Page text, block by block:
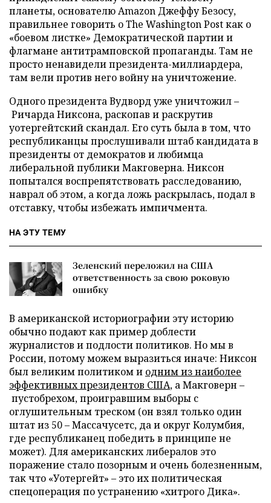
планеты, основателю Amazon Джеффу Безосу,
правильнее говорить о The Washington Post как о
«боевом листке» Демократической партии и
флагмане антитрамповской пропаганды. Там не
просто ненавидели президента-миллиардера,
там вели против него войну на уничтожение.
Одного президента Вудворд уже уничтожил –
Ричарда Никсона, раскопав и раскрутив
уотергейтский скандал. Его суть была в том, что
республиканцы прослушивали штаб кандидата в
президенты от демократов и любимца
либеральной публики Макговерна. Никсон
попытался воспрепятствовать расследованию,
наврал об этом, а когда ложь раскрылась, подал в
отставку, чтобы избежать импичмента.
НА ЭТУ ТЕМУ
Зеленский переложил на США
ответственность за свою роковую
ошибку
В американской историографии эту историю
обычно подают как пример доблести
журналистов и подлости политиков. Но мы в
России, потому можем выразиться иначе: Никсон
был великим политиком и одним из наиболее
эффективных президентов США, а Макговерн –
пустобрехом, проигравшим выборы с
оглушительным треском (он взял только один
штат из 50 – Массачусетс, да и округ Колумбия,
где республиканец победить в принципе не
может). Для американских либералов это
поражение стало позорным и очень болезненным,
так что «Уотергейт» – это их политическая
спецоперация по устранению «хитрого Дика».